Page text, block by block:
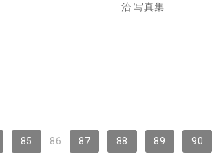
治 写真集
85 86 87 88 89 90